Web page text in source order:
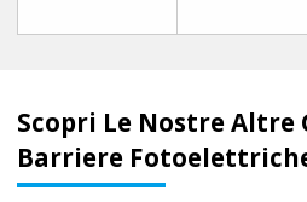
Scopri Le Nostre Altre
Barriere